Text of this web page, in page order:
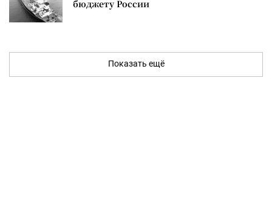
бюджету России
Показать ещё